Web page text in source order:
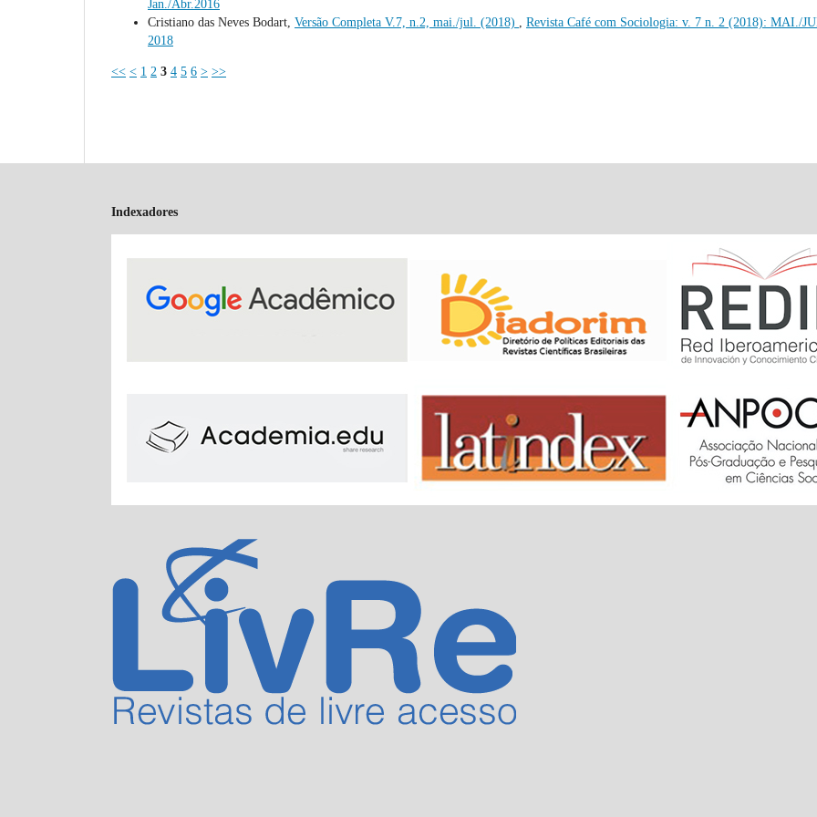
Jan./Abr.2016
Cristiano das Neves Bodart, Versão Completa V.7, n.2, mai./jul. (2018) , Revista Café com Sociologia: v. 7 n. 2 (2018): MAI./
2018
<< < 1 2 3 4 5 6 > >>
Indexadores